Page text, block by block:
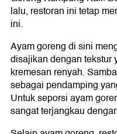
lalu, restoran ini tetap
ini.
Ayam goreng di sini
disajikan dengan tekstur
kremesan renyah.
sebagai pendamping
Untuk seporsi ayam
sangat terjangkau